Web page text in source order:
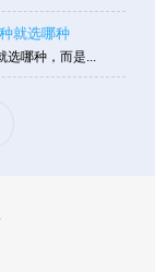
就选哪种
哪种，而是...